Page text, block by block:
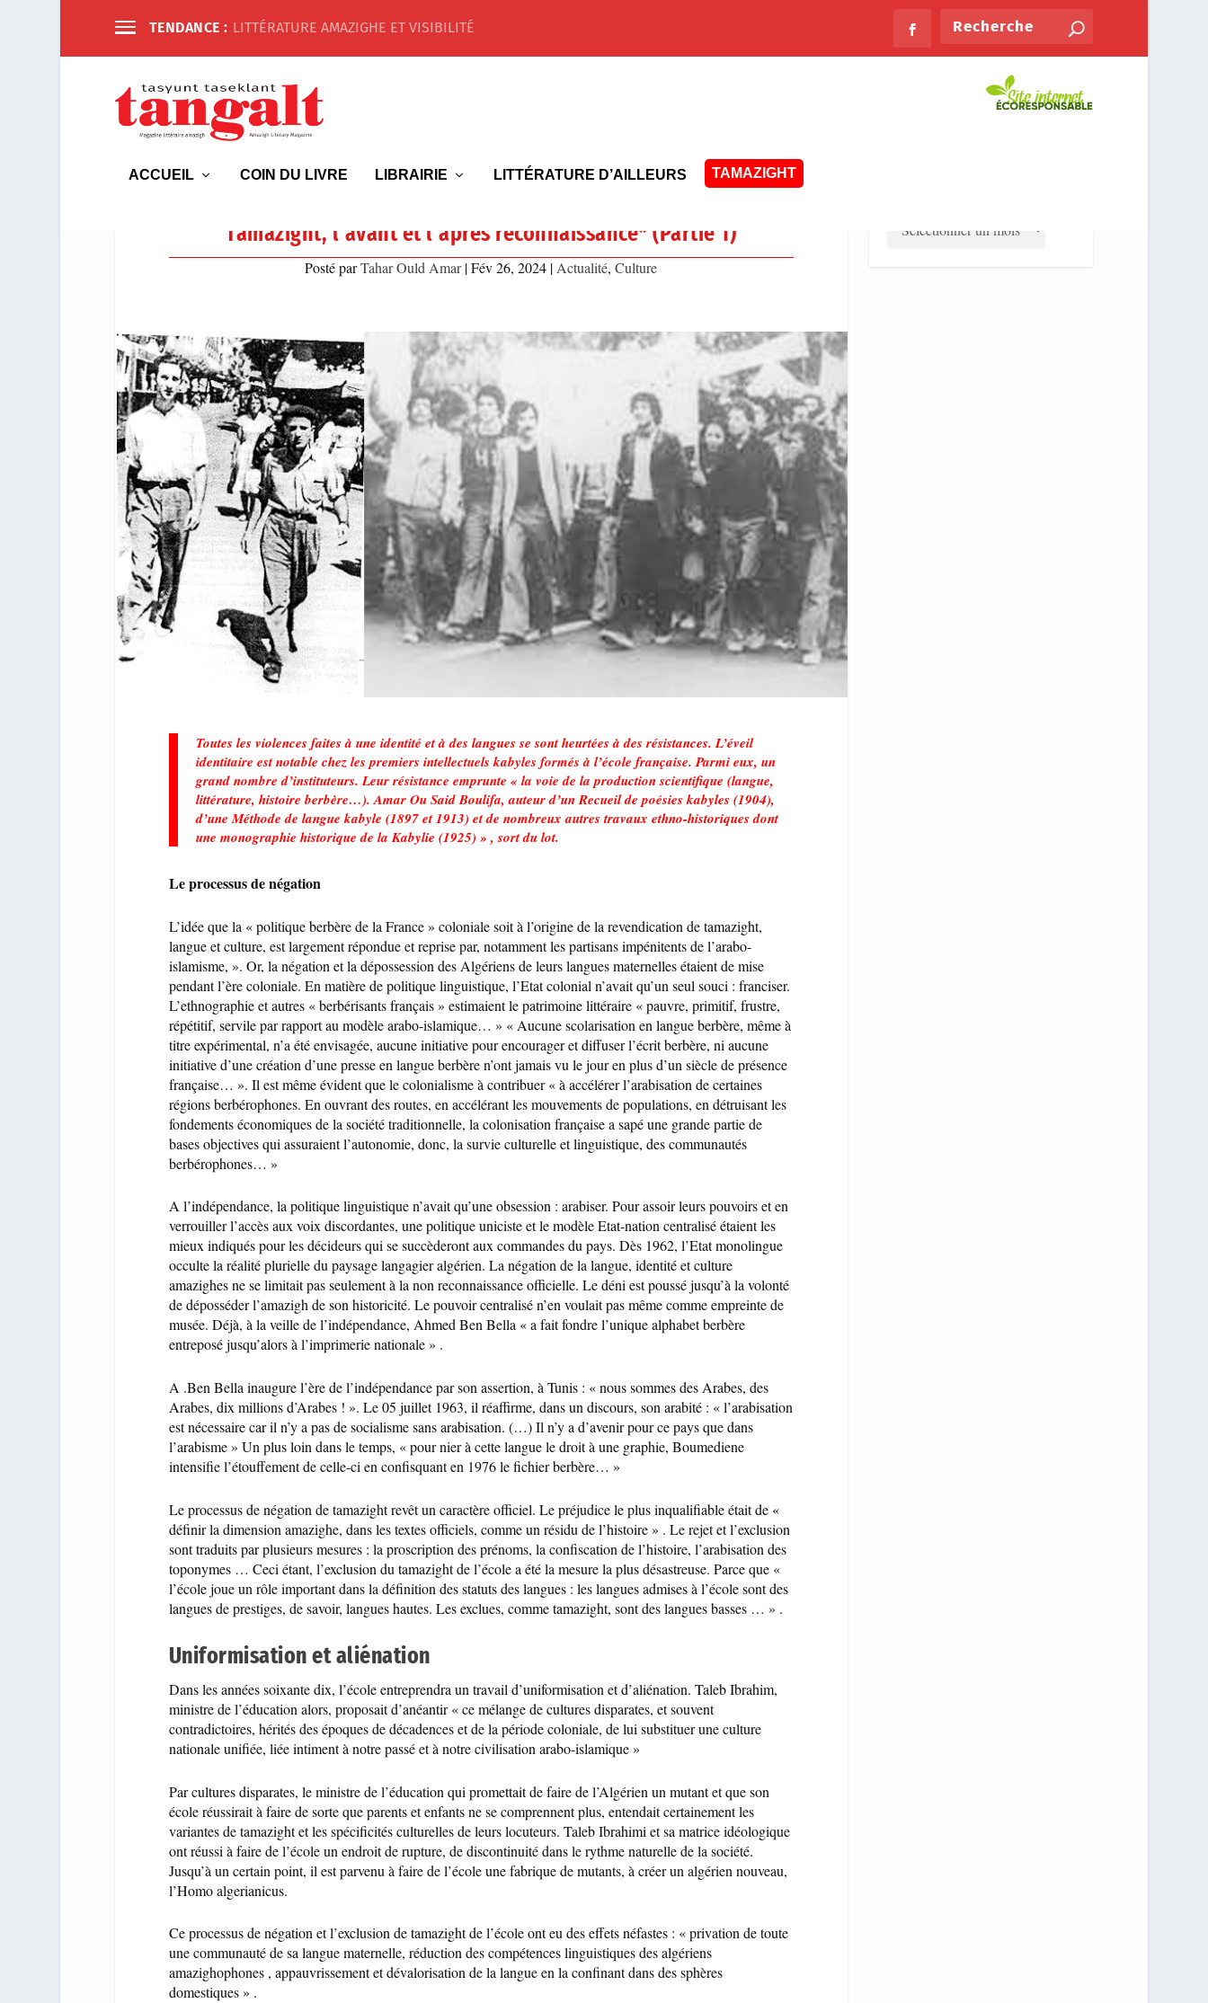
TENDANCE : LITTÉRATURE AMAZIGHE ET VISIBILITÉ
ACCUEIL COIN DU LIVRE LIBRAIRIE LITTÉRATURE D’AILLEURS TAMAZIGHT
Tamazight, l’avant et l’après reconnaissance* (Partie 1)
Posté parTahar Ould Amar|Fév 26, 2024 | Actualité,Culture
Toutes les violences faites à une identité et à des langues se sont heurtées à des résistances. L’éveil
identitaire est notable chez les premiers intellectuels kabyles formés à l’école française. Parmi eux, un
grand nombre d’instituteurs. Leur résistance emprunte « la voie de la production scientifique (langue,
littérature, histoire berbère…). Amar Ou Said Boulifa, auteur d’un Recueil de poésies kabyles (1904),
d’une Méthode de langue kabyle (1897 et 1913) et de nombreux autres travaux ethno-historiques dont
une monographie historique de la Kabylie (1925) » , sort du lot.
Le processus de négation
L’idée que la « politique berbère de la France » coloniale soit à l’origine de la revendication de tamazight,
langue et culture, est largement répondue et reprise par, notamment les partisans impénitents de l’arabo-
islamisme, ». Or, la négation et la dépossession des Algériens de leurs langues maternelles étaient de mise
pendant l’ère coloniale. En matière de politique linguistique, l’Etat colonial n’avait qu’un seul souci : franciser.
L’ethnographie et autres « berbérisants français » estimaient le patrimoine littéraire « pauvre, primitif, frustre,
répétitif, servile par rapport au modèle arabo-islamique… » « Aucune scolarisation en langue berbère, même à
titre expérimental, n’a été envisagée, aucune initiative pour encourager et diffuser l’écrit berbère, ni aucune
initiative d’une création d’une presse en langue berbère n’ont jamais vu le jour en plus d’un siècle de présence
française… ». Il est même évident que le colonialisme à contribuer « à accélérer l’arabisation de certaines
régions berbérophones. En ouvrant des routes, en accélérant les mouvements de populations, en détruisant les
fondements économiques de la société traditionnelle, la colonisation française a sapé une grande partie de
bases objectives qui assuraient l’autonomie, donc, la survie culturelle et linguistique, des communautés
berbérophones… »
A l’indépendance, la politique linguistique n’avait qu’une obsession : arabiser. Pour assoir leurs pouvoirs et en
verrouiller l’accès aux voix discordantes, une politique uniciste et le modèle Etat-nation centralisé étaient les
mieux indiqués pour les décideurs qui se succèderont aux commandes du pays. Dès 1962, l’Etat monolingue
occulte la réalité plurielle du paysage langagier algérien. La négation de la langue, identité et culture
amazighes ne se limitait pas seulement à la non reconnaissance officielle. Le déni est poussé jusqu’à la volonté
de déposséder l’amazigh de son historicité. Le pouvoir centralisé n’en voulait pas même comme empreinte de
musée. Déjà, à la veille de l’indépendance, Ahmed Ben Bella « a fait fondre l’unique alphabet berbère
entreposé jusqu’alors à l’imprimerie nationale » .
A .Ben Bella inaugure l’ère de l’indépendance par son assertion, à Tunis : « nous sommes des Arabes, des
Arabes, dix millions d’Arabes ! ». Le 05 juillet 1963, il réaffirme, dans un discours, son arabité : « l’arabisation
est nécessaire car il n’y a pas de socialisme sans arabisation. (…) Il n’y a d’avenir pour ce pays que dans
l’arabisme » Un plus loin dans le temps, « pour nier à cette langue le droit à une graphie, Boumediene
intensifie l’étouffement de celle-ci en confisquant en 1976 le fichier berbère… »
Le processus de négation de tamazight revêt un caractère officiel. Le préjudice le plus inqualifiable était de «
définir la dimension amazighe, dans les textes officiels, comme un résidu de l’histoire » . Le rejet et l’exclusion
sont traduits par plusieurs mesures : la proscription des prénoms, la confiscation de l’histoire, l’arabisation des
toponymes … Ceci étant, l’exclusion du tamazight de l’école a été la mesure la plus désastreuse. Parce que «
l’école joue un rôle important dans la définition des statuts des langues : les langues admises à l’école sont des
langues de prestiges, de savoir, langues hautes. Les exclues, comme tamazight, sont des langues basses … » .
Uniformisation et aliénation
Dans les années soixante dix, l’école entreprendra un travail d’uniformisation et d’aliénation. Taleb Ibrahim,
ministre de l’éducation alors, proposait d’anéantir « ce mélange de cultures disparates, et souvent
contradictoires, hérités des époques de décadences et de la période coloniale, de lui substituer une culture
nationale unifiée, liée intiment à notre passé et à notre civilisation arabo-islamique »
Par cultures disparates, le ministre de l’éducation qui promettait de faire de l’Algérien un mutant et que son
école réussirait à faire de sorte que parents et enfants ne se comprennent plus, entendait certainement les
variantes de tamazight et les spécificités culturelles de leurs locuteurs. Taleb Ibrahimi et sa matrice idéologique
ont réussi à faire de l’école un endroit de rupture, de discontinuité dans le rythme naturelle de la société.
Jusqu’à un certain point, il est parvenu à faire de l’école une fabrique de mutants, à créer un algérien nouveau,
l’Homo algerianicus.
Ce processus de négation et l’exclusion de tamazight de l’école ont eu des effets néfastes : « privation de toute
une communauté de sa langue maternelle, réduction des compétences linguistiques des algériens
amazighophones , appauvrissement et dévalorisation de la langue en la confinant dans des sphères
domestiques » .